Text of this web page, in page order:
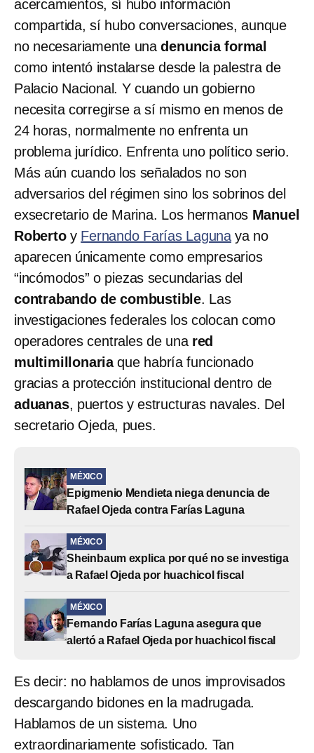
acercamientos, sí hubo información
compartida, sí hubo conversaciones, aunque
no necesariamente unadenuncia formal
como intentó instalarse desde la palestra de
Palacio Nacional. Y cuando un gobierno
necesita corregirse a sí mismo en menos de
24 horas, normalmente no enfrenta un
problema jurídico. Enfrenta uno político serio.
Más aún cuando los señalados no son
adversarios del régimen sino los sobrinos del
exsecretario de Marina. Los hermanos Manuel
Robertoy Fernando Farías Laguna ya no
aparecen únicamente como empresarios
“incómodos” o piezas secundarias del
contrabando de combustible. Las
investigaciones federales los colocan como
operadores centrales de una red
multimillonariaque habría funcionado
gracias a protección institucional dentro de
aduanas, puertos y estructuras navales. Del
secretario Ojeda, pues.
MÉXICO
Epigmenio Mendieta niega denuncia de
Rafael Ojeda contra Farías Laguna
MÉXICO
Sheinbaum explica por qué no se investiga
a Rafael Ojeda por huachicol fiscal
MÉXICO
Fernando Farías Laguna asegura que
alertó a Rafael Ojeda por huachicol fiscal
Es decir: no hablamos de unos improvisados
descargando bidones en la madrugada.
Hablamos de un sistema. Uno
extraordinariamente sofisticado. Tan